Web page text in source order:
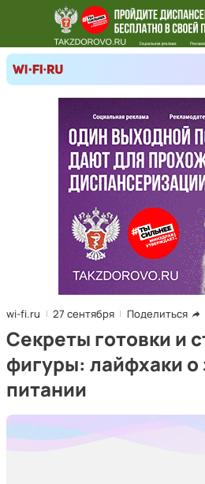
wi-fi.ru 27 сентября Поделиться
Секреты готовки и
фигуры: лайфхаки о
питании